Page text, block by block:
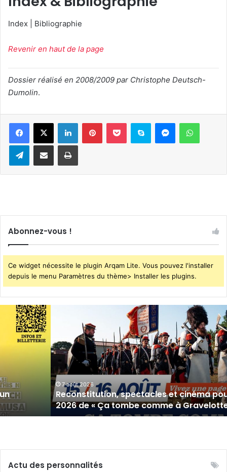
Index | Bibliographie
Revenir en haut de la page
Dossier réalisé en 2008/2009 par Christophe Deutsch-
Dumolin.
LinkedinPinterestPocket Skype Messenger
TelegramPartager par e-mail Imprimer
Abonnez-vous !
Ce widget nécessite le plugin Arqam Lite. Vous pouvez l'installer
depuis le menu Paramètres du thème> Installer les plugins.
cinéma
pour
l’édition
2026
de
«
Ça
tombe
Gravelotte
7 août 2026
Reconstitution, spectacles et cinéma
2026 de « Ça tombe comme à
Actu des personnalités